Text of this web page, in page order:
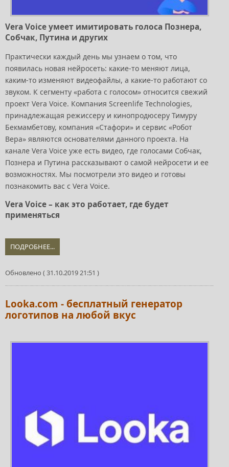
Vera Voice умеет имитировать голоса Познера,
Собчак, Путина и других
Практически каждый день мы узнаем о том, что
появилась новая нейросеть: какие-то меняют лица,
каким-то изменяют видеофайлы, а какие-то работают со
звуком. К сегменту «работа с голосом» относится свежий
проект Vera Voice. Компания Screenlife Technologies,
принадлежащая режиссеру и кинопродюсеру Тимуру
Бекмамбетову, компания «Стафори» и сервис «Робот
Вера» являются основателями данного проекта. На
канале Vera Voice уже есть видео, где голосами Собчак,
Познера и Путина рассказывают о самой нейросети и ее
возможностях. Мы посмотрели это видео и готовы
познакомить вас с Vera Voice.
Vera Voice – как это работает, где будет
применяться
ПОДРОБНЕЕ...
Обновлено ( 31.10.2019 21:51 )
Looka.com - бесплатный генератор
логотипов на любой вкус